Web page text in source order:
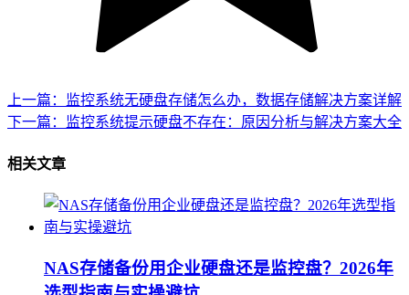
上一篇：监控系统无硬盘存储怎么办，数据存储解决方案详解
下一篇：监控系统提示硬盘不存在：原因分析与解决方案大全
相关文章
NAS存储备份用企业硬盘还是监控盘？2026年